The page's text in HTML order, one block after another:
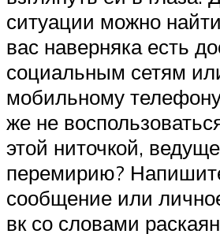
ситуации можно
вас наверняка есть
социальным сетям
мобильному
же не
этой ниточкой,
перемирию?
сообщение или
вк со словами